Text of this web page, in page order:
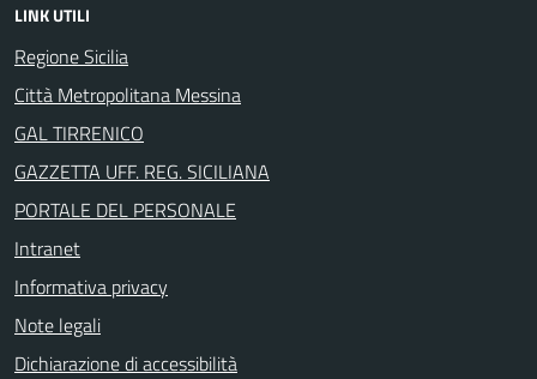
LINK UTILI
Regione Sicilia
Città Metropolitana Messina
GAL TIRRENICO
GAZZETTA UFF. REG. SICILIANA
PORTALE DEL PERSONALE
Intranet
Informativa privacy
Note legali
Dichiarazione di accessibilità